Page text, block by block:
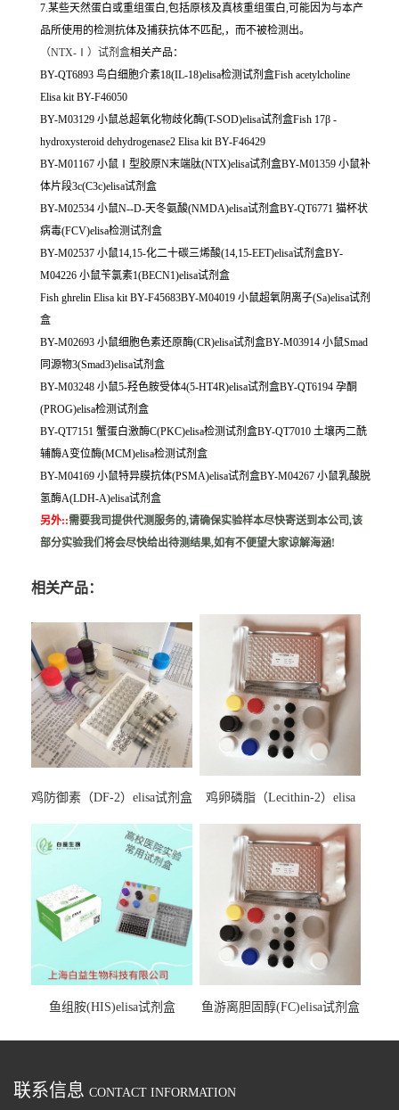
7.某些天然蛋白或重组蛋白,包括原核及真核重组蛋白,可能因为与本产
品所使用的检测抗体及捕获抗体不匹配,，而不被检测出。
（NTX-Ⅰ）试剂盒相关产品：
BY-QT6893 鸟白细胞介素18(IL-18)elisa检测试剂盒Fish acetylcholine
Elisa kit BY-F46050
BY-M03129 小鼠总超氧化物歧化酶(T-SOD)elisa试剂盒Fish 17β -
hydroxysteroid dehydrogenase2 Elisa kit BY-F46429
BY-M01167 小鼠Ⅰ型胶原N末端肽(NTX)elisa试剂盒BY-M01359 小鼠补
体片段3c(C3c)elisa试剂盒
BY-M02534 小鼠N--D-天冬氨酸(NMDA)elisa试剂盒BY-QT6771 猫杯状
病毒(FCV)elisa检测试剂盒
BY-M02537 小鼠14,15-化二十碳三烯酸(14,15-EET)elisa试剂盒BY-
M04226 小鼠苄氯素1(BECN1)elisa试剂盒
Fish ghrelin Elisa kit BY-F45683BY-M04019 小鼠超氧阴离子(Sa)elisa试剂
盒
BY-M02693 小鼠细胞色素还原酶(CR)elisa试剂盒BY-M03914 小鼠Smad
同源物3(Smad3)elisa试剂盒
BY-M03248 小鼠5-羟色胺受体4(5-HT4R)elisa试剂盒BY-QT6194 孕酮
(PROG)elisa检测试剂盒
BY-QT7151 蟹蛋白激酶C(PKC)elisa检测试剂盒BY-QT7010 土壤丙二酰
辅酶A变位酶(MCM)elisa检测试剂盒
BY-M04169 小鼠特异膜抗体(PSMA)elisa试剂盒BY-M04267 小鼠乳酸脱
氢酶A(LDH-A)elisa试剂盒
另外::需要我司提供代测服务的,请确保实验样本尽快寄送到本公司,该
部分实验我们将会尽快给出待测结果,如有不便望大家谅解海涵!
相关产品：
鸡防御素（DF-2）elisa试剂盒
鸡卵磷脂（Lecithin-2）elisa
鱼组胺(HIS)elisa试剂盒 鱼游离胆固醇(FC)elisa试剂盒
联系信息 CONTACT INFORMATION